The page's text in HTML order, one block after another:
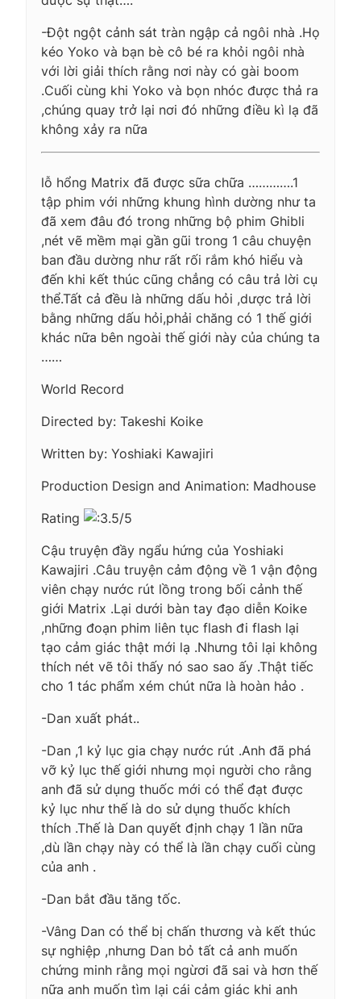
-Đột ngột cảnh sát tràn ngập cả ngôi nhà .Họ
kéo Yoko và bạn bè cô bé ra khỏi ngôi nhà
với lời giải thích rằng nơi này có gài boom
.Cuối cùng khi Yoko và bọn nhóc được thả ra
,chúng quay trở lại nơi đó những điều kì lạ đã
không xảy ra nữa
lỗ hổng Matrix đã được sữa chữa ………….1
tập phim với những khung hình dường như ta
đã xem đâu đó trong những bộ phim Ghibli
,nét vẽ mềm mại gần gũi trong 1 câu chuyện
ban đầu dường như rất rối rắm khó hiểu và
đến khi kết thúc cũng chẳng có câu trả lời cụ
thể.Tất cả đều là những dấu hỏi ,dược trả lời
bằng những dấu hỏi,phải chăng có 1 thế giới
khác nữa bên ngoài thế giới này của chúng ta
……
World Record
Directed by: Takeshi Koike
Written by: Yoshiaki Kawajiri
Production Design and Animation: Madhouse
Rating
.5/5
Cậu truyện đầy ngẩu hứng của Yoshiaki
Kawajiri .Câu truyện cảm động về 1 vận động
viên chạy nước rút lồng trong bối cảnh thế
giới Matrix .Lại dưới bàn tay đạo diễn Koike
,những đoạn phim liên tục flash đi flash lại
tạo cảm giác thật mới lạ .Nhưng tôi lại không
thích nét vẽ tôi thấy nó sao sao ấy .Thật tiếc
cho 1 tác phẩm xém chút nữa là hoàn hảo .
-Dan xuất phát..
-Dan ,1 kỷ lục gia chạy nước rút .Anh đã phá
vỡ kỷ lục thế giới nhưng mọi người cho rằng
anh đã sử dụng thuốc mới có thể đạt được
kỷ lục như thế là do sử dụng thuốc khích
thích .Thế là Dan quyết định chạy 1 lần nữa
,dù lần chạy này có thể là lần chạy cuối cùng
của anh .
-Dan bắt đầu tăng tốc.
-Vâng Dan có thể bị chấn thương và kết thúc
sự nghiệp ,nhưng Dan bỏ tất cả anh muốn
chứng minh rằng mọi ngừơi đã sai và hơn thế
nữa anh muốn tìm lại cái cảm giác khi anh